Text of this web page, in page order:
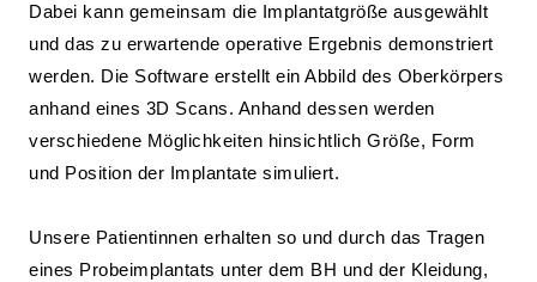
Dabei kann gemeinsam die Implantatgröße ausgewählt
und das zu erwartende operative Ergebnis demonstriert
werden. Die Software erstellt ein Abbild des Oberkörpers
anhand eines 3D Scans. Anhand dessen werden
verschiedene Möglichkeiten hinsichtlich Größe, Form
und Position der Implantate simuliert.
Unsere Patientinnen erhalten so und durch das Tragen
eines Probeimplantats unter dem BH und der Kleidung,